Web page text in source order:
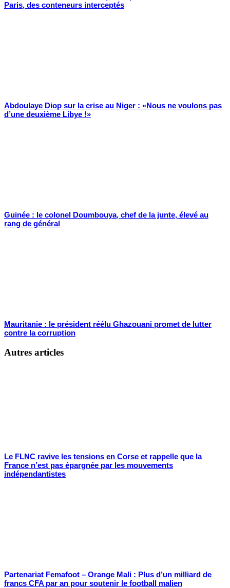
Paris, des conteneurs interceptés
Abdoulaye Diop sur la crise au Niger : «Nous ne voulons pas
d’une deuxième Libye !»
Guinée : le colonel Doumbouya, chef de la junte, élevé au
rang de général
Mauritanie : le président réélu Ghazouani promet de lutter
contre la corruption
Autres articles
Le FLNC ravive les tensions en Corse et rappelle que la
France n’est pas épargnée par les mouvements
indépendantistes
Partenariat Femafoot – Orange Mali : Plus d’un milliard de
francs CFA par an pour soutenir le football malien